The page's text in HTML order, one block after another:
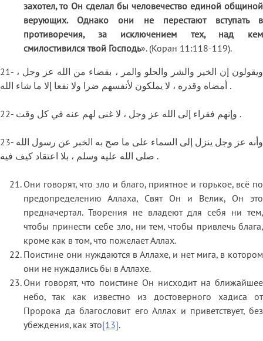
захотел, то Он сделал бы человечество единой общиной
верующих. Однако они не перестают вступать в
противоречия, за исключением тех, над кем
смилостивился твой Господь». (Коран 11:118-119).
21- ويقولون إن الخير والشر والحلو والمر ، بقضاء من الله عز وجل ،
أمضاه وقدره ، لا يملكون لأنفسهم ضرا ولا نفعا إلا ما شاء الله .
22- وإنهم فقراء إلى الله عز وجل ، لا غنى لهم عنه في كل وقت .
23- وأنه عز وجل ينزل إلى السماء على ما صح به الخبر عن رسول الله
صلى الله عليه وسلم ، بلا اعتقاد كيف فيه .
Они говорят, что зло и благо, приятное и горькое, всё по
предопределению Аллаха, Свят Он и Велик, Он это
предначертал. Творения не владеют для себя ни тем,
чтобы принести себе зло, ни тем, чтобы привлечь блага,
кроме как в том, что пожелает Аллах.
Поистине они нуждаются в Аллахе, и нет мига, в котором
они не нуждались бы в Аллахе.
Они говорят, что поистине Он нисходит на ближайшее
небо, так как известно из достоверного хадиса от
Пророка да благословит его Аллах и приветствует, без
убеждения, как это[13].